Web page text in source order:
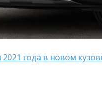
2021 года в новом